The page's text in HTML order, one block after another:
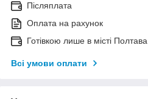
Післяплата
Оплата на рахунок
Готівкою лише в місті Полтава
Всі умови оплати